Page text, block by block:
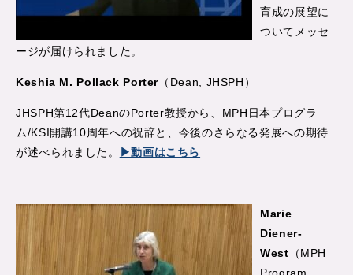
育成の展望に
ついてメッセ
ージが届けられました。
Keshia M. Pollack Porter （Dean, JHSPH）
JHSPH第12代DeanのPorter教授から、MPH日本プログラ
ム/KSI開講10周年への祝辞と、今後のさらなる発展への期待
が述べられました。
▶動画はこちら
Marie
Diener-
West （MPH
Program